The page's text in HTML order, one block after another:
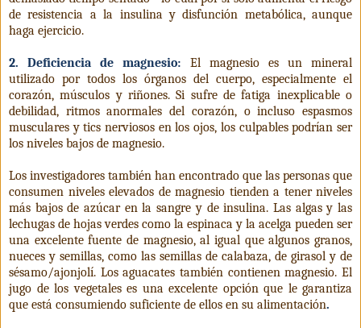
de resistencia a la insulina y disfunción metabólica, aunque
haga ejercicio.
2. Deficiencia de magnesio: El magnesio es un mineral
utilizado por todos los órganos del cuerpo, especialmente el
corazón, músculos y riñones. Si sufre de fatiga inexplicable o
debilidad, ritmos anormales del corazón, o incluso espasmos
musculares y tics nerviosos en los ojos, los culpables podrían ser
los niveles bajos de magnesio.
Los investigadores también han encontrado que las personas que
consumen niveles elevados de magnesio tienden a tener niveles
más bajos de azúcar en la sangre y de insulina. Las algas y las
lechugas de hojas verdes como la espinaca y la acelga pueden ser
una excelente fuente de magnesio, al igual que algunos granos,
nueces y semillas, como las semillas de calabaza, de girasol y de
sésamo/ajonjolí. Los aguacates también contienen magnesio. El
jugo de los vegetales es una excelente opción que le garantiza
que está consumiendo suficiente de ellos en su alimentación.